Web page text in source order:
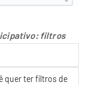
filtros
quer ter filtros de